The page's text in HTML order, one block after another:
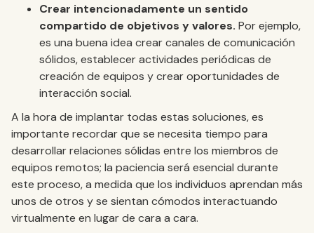
Crear intencionadamente un sentido
compartido de objetivos y valores. Por ejemplo,
es una buena idea crear canales de comunicación
sólidos, establecer actividades periódicas de
creación de equipos y crear oportunidades de
interacción social.
A la hora de implantar todas estas soluciones, es
importante recordar que se necesita tiempo para
desarrollar relaciones sólidas entre los miembros de
equipos remotos; la paciencia será esencial durante
este proceso, a medida que los individuos aprendan más
unos de otros y se sientan cómodos interactuando
virtualmente en lugar de cara a cara.